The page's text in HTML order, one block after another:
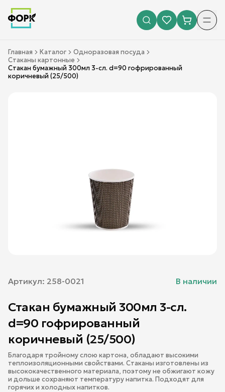
Главная Каталог
Одноразовая посуда
Стаканы картонные
Стакан бумажный 300мл 3-сл. d=90 гофрированный
коричневый (25/500)
Артикул: 258-0021 В наличии
Стакан бумажный 300мл 3-сл.
d=90 гофрированный
коричневый (25/500)
Благодаря тройному слою картона, обладают высокими
теплоизоляционными свойствами. Стаканы изготовлены из
высококачественного материала, поэтому не обжигают кожу
и дольше сохраняют температуру напитка. Подходят для
горячих и холодных напитков.